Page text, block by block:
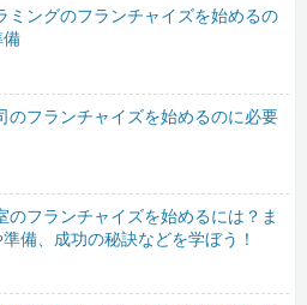
ミングのフランチャイズを始めるの
備
のフランチャイズを始めるのに必要
のフランチャイズを始めるには？ま
備、成功の秘訣などを学ぼう！